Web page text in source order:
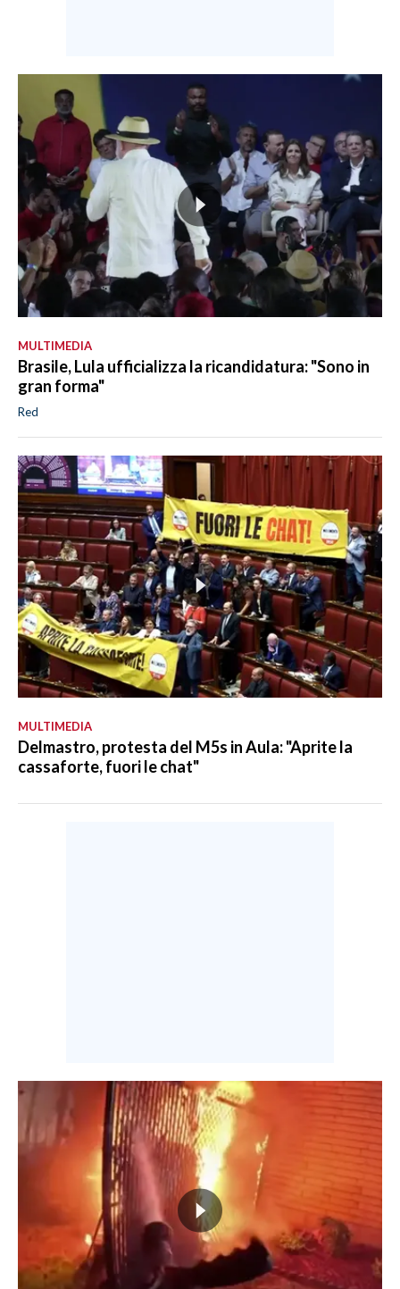
MULTIMEDIA
Brasile, Lula ufficializza la ricandidatura: "Sono in
gran forma"
Red
MULTIMEDIA
Delmastro, protesta del M5s in Aula: "Aprite la
cassaforte, fuori le chat"